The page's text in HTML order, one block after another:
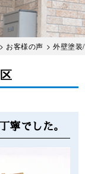
> お客様の声 > 外壁塗
寧でした。